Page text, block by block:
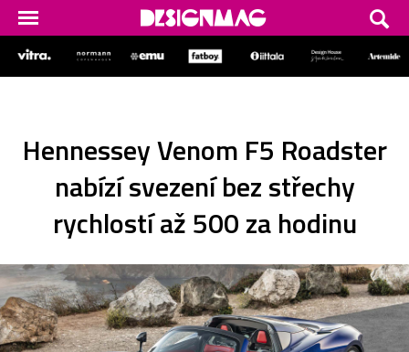
Hennessey Venom F5 Roadster
nabízí svezení bez střechy
rychlostí až 500 za hodinu